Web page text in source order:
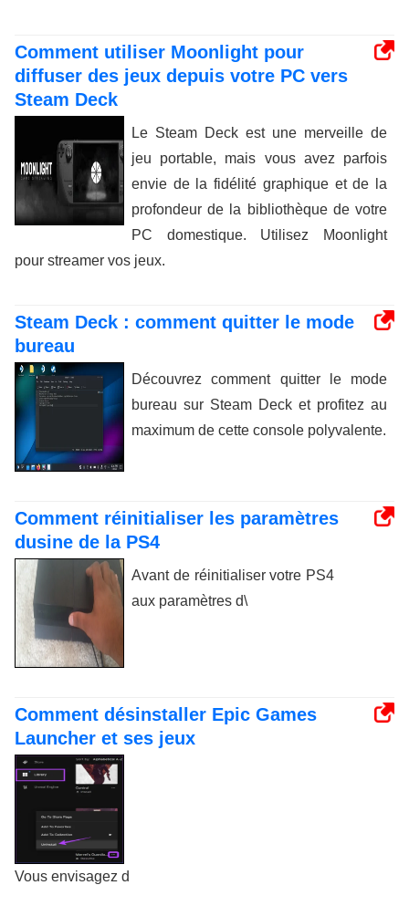
Comment utiliser Moonlight pour
diffuser des jeux depuis votre PC vers
Steam Deck
Le Steam Deck est une merveille de
jeu portable, mais vous avez parfois
envie de la fidélité graphique et de la
profondeur de la bibliothèque de votre
PC domestique. Utilisez Moonlight
pour streamer vos jeux.
Steam Deck : comment quitter le mode
bureau
Découvrez comment quitter le mode
bureau sur Steam Deck et profitez au
maximum de cette console polyvalente.
Comment réinitialiser les paramètres
dusine de la PS4
Avant de réinitialiser votre PS4
aux paramètres d\
Comment désinstaller Epic Games
Launcher et ses jeux
Vous envisagez d